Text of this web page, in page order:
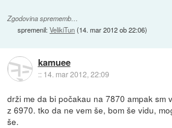
Zgodovina sprememb…
spremenil:VelikiTun(14. mar 2012 ob 22:06)
kamuee
:: 14. mar 2012, 22:09
drži me da bi počakau na 7870 ampak sm
z 6970. tko da ne vem še, bom še vidu,
še.